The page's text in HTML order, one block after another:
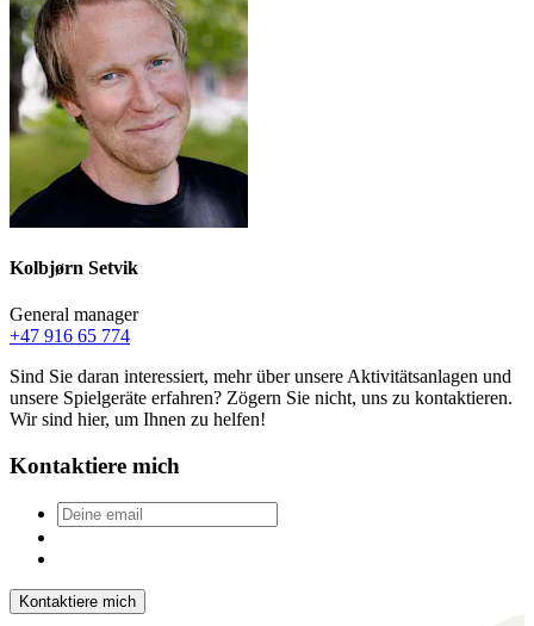
Kolbjørn Setvik
General manager
+47 916 65 774
Sind Sie daran interessiert, mehr über unsere Aktivitätsanlagen und
unsere Spielgeräte erfahren? Zögern Sie nicht, uns zu kontaktieren.
Wir sind hier, um Ihnen zu helfen!
Kontaktiere mich
Deine
email*